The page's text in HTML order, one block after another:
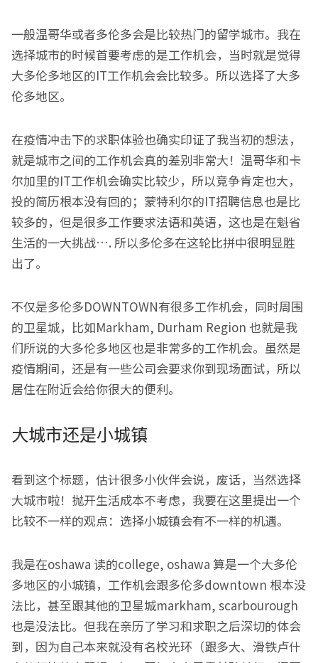
一般温哥华或者多伦多会是比较热门的留学城市。我在
选择城市的时候首要考虑的是工作机会，当时就是觉得
大多伦多地区的IT工作机会会比较多。所以选择了大多
伦多地区。
在疫情冲击下的求职体验也确实印证了我当初的想法，
就是城市之间的工作机会真的差别非常大！温哥华和卡
尔加里的IT工作机会确实比较少，所以竞争肯定也大，
投的简历根本没有回的；蒙特利尔的IT招聘信息也是比
较多的，但是很多工作要求法语和英语，这也是在魁省
生活的一大挑战…. 所以多伦多在这轮比拼中很明显胜
出了。
不仅是多伦多DOWNTOWN有很多工作机会，同时周围
的卫星城，比如Markham, Durham Region 也就是我
们所说的大多伦多地区也是非常多的工作机会。虽然是
疫情期间，还是有一些公司会要求你到现场面试，所以
居住在附近会给你很大的便利。
大城市还是小城镇
看到这个标题，估计很多小伙伴会说，废话，当然选择
大城市啦！抛开生活成本不考虑，我要在这里提出一个
比较不一样的观点：选择小城镇会有不一样的机遇。
我是在oshawa 读的college, oshawa 算是一个大多伦
多地区的小城镇，工作机会跟多伦多downtown 根本没
法比，甚至跟其他的卫星城markham, scarbourough
也是没法比。但我在亲历了学习和求职之后深切的体会
到，因为自己本来就没有名校光环（跟多大、滑铁卢什